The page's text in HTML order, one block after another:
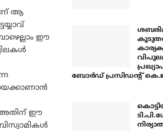
ആ
ഈ
അതിന് ഈ
ബോര്‍ഡ് പ്രസിഡന്റ്